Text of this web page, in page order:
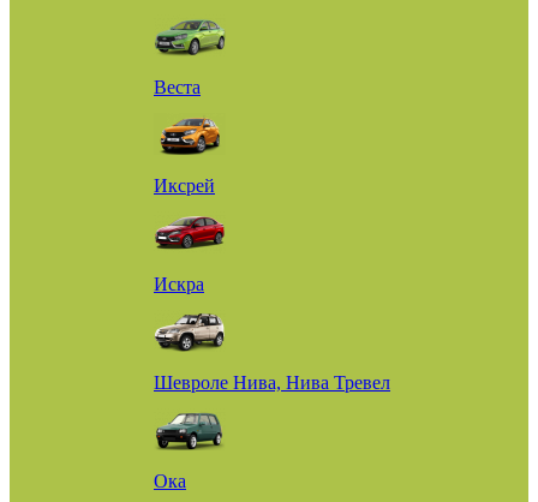
Веста
Иксрей
Искра
Шевроле Нива, Нива Тревел
Ока